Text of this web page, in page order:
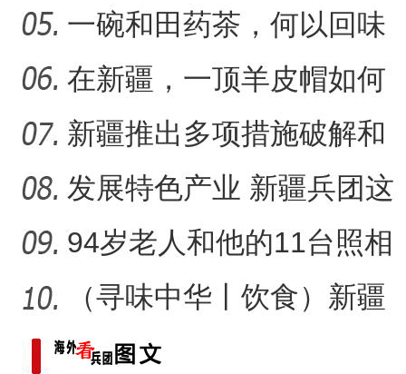
“阿克苏是个好地方·四季
打中实现匠心传承
一碗和田药茶，何以回味
悠长？
在新疆，一顶羊皮帽如何
展现独特制作魅力？
新疆推出多项措施破解和
田玉消费“痛点”
发展特色产业 新疆兵团这
家家庭农场如何实现“南果
94岁老人和他的11台照相
机
（寻味中华丨饮食）新疆
大盘鸡：公路边诞生的江